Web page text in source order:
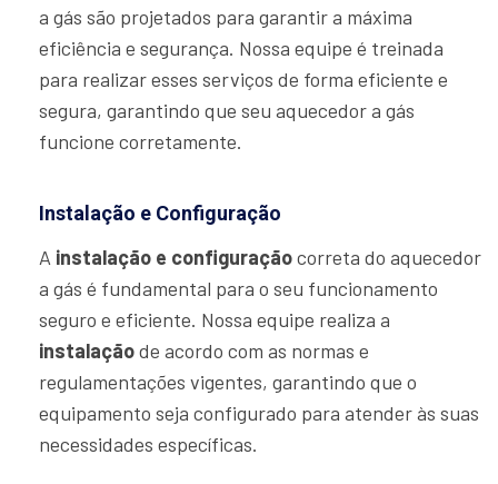
a gás são projetados para garantir a máxima
eficiência e segurança. Nossa equipe é treinada
para realizar esses serviços de forma eficiente e
segura, garantindo que seu aquecedor a gás
funcione corretamente.
Instalação e Configuração
A instalação e configuraçãocorreta do aquecedor
a gás é fundamental para o seu funcionamento
seguro e eficiente. Nossa equipe realiza a
instalaçãode acordo com as normas e
regulamentações vigentes, garantindo que o
equipamento seja configurado para atender às suas
necessidades específicas.